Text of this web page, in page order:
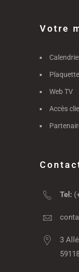
Votre
Web TV
Accès
Tel:
3